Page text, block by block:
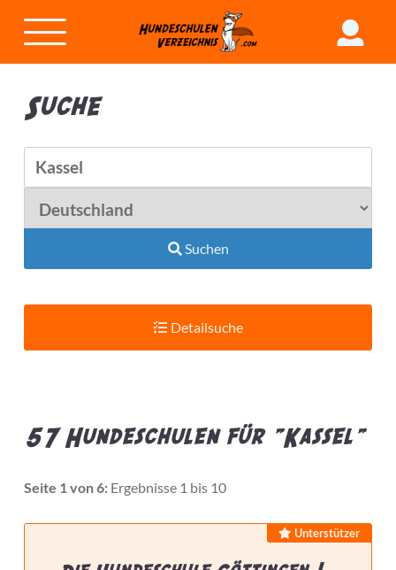
Suche
Suchen
Detailsuche
57 Hundeschulen für "Kassel"
Seite 1 von 6:Ergebnisse 1 bis 10
Unterstützer